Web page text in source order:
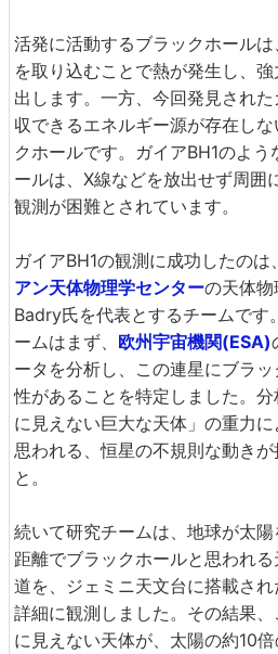
活発に活動するブラックホール
を取り込むことで熱が発生し、
出します。一方、今回発見され
収できるエネルギー源が存在し
クホールです。ガイアBH1のよ
ールは、X線などを放出せず周囲
観測が困難とされています。
ガイアBH1の観測に成功したのは
アン天体物理学センターの天体
Badry氏を代表とするチームで
ームはまず、 欧州宇宙機関(ESA)
ータを分析し、この連星にブラ
性があることを特定しました。
に見えない巨大な天体」の重力
思われる、恒星の不規則な動き
と。
続いて研究チームは、地球が太
距離でブラックホールと思われ
道を、ジェミニ天文台に搭載さ
詳細に観測しました。その結果
に見えない天体が、太陽の約10